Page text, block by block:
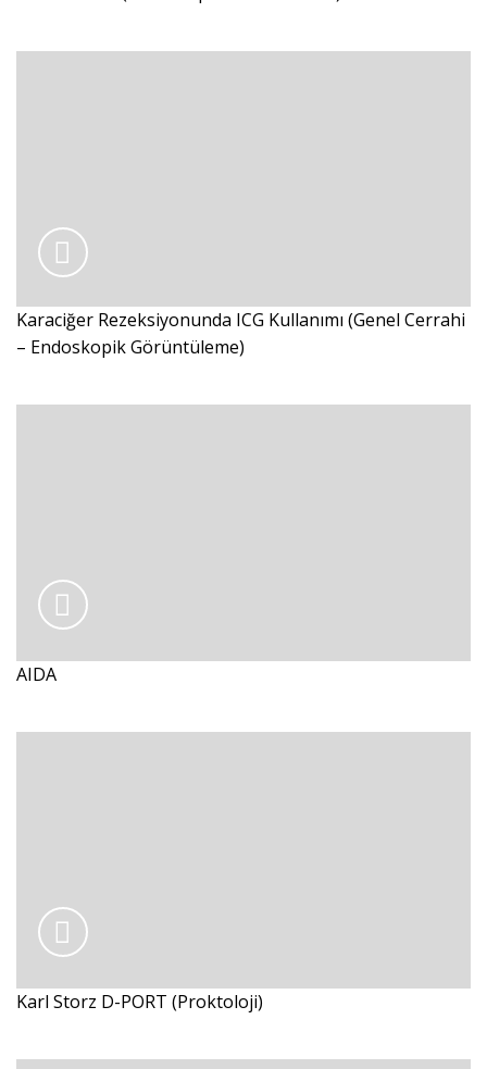
Karaciğer Rezeksiyonunda ICG Kullanımı (Genel Cerrahi
– Endoskopik Görüntüleme)
AIDA
Karl Storz D-PORT (Proktoloji)